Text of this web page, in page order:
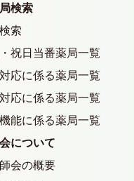
検索
索
祝日当番薬局一覧
応に係る薬局一覧
応に係る薬局一覧
能に係る薬局一覧
について
会の概要